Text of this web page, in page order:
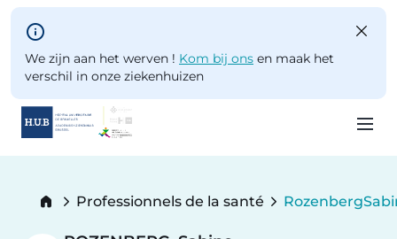
Skip to main content
We zijn aan het werven ! Kom bij ons en maak het
verschil in onze ziekenhuizen
Breadcrumb
Professionnels de la santé Rozenberg